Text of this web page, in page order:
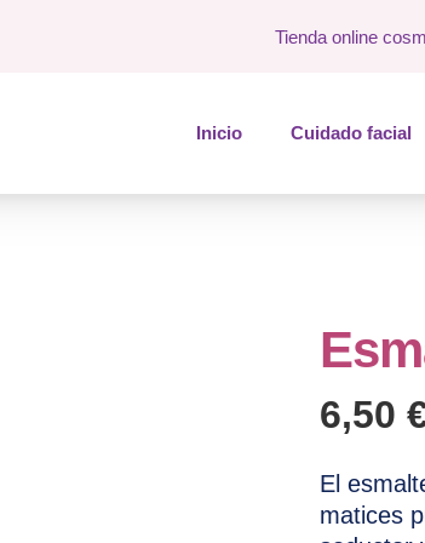
Tienda online
Inicio Cuidado facial
6,50
El
matices